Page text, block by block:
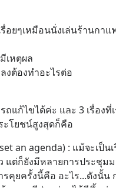
อยๆเหมือนนั่งเล่นร้านกาแ
เหตุผล
งต้องทำอะไรต่อ
แก้ไขได้ค่ะ และ 3 เรื่องที่
ะโยชน์สูงสุดก็คือ
an agenda) : แม้จะเป็น
แต่ก็ยังมีหลายการประชุม
รคุยครั้งนี้คือ อะไร...ดังนั้น